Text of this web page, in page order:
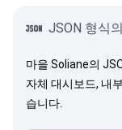
JSON 형식
마을 Soliane의
자체 대시보드, 내
습니다.